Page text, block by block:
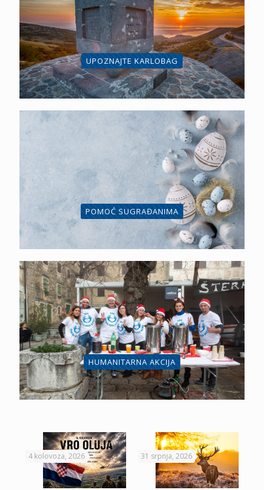
UPOZNAJTE KARLOBAG
POMOĆ SUGRAĐANIMA
HUMANITARNA AKCIJA
4 kolovoza, 2026 31 srpnja, 2026